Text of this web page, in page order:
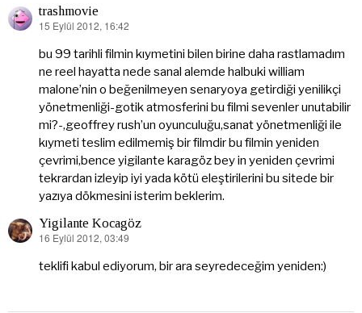
trashmovie
dedi
15 Eylül 2012, 16:42
bu 99 tarihli filmin kıymetini bilen birine daha rastlamadım
ne reel hayatta nede sanal alemde halbuki william
malone’nin o beğenilmeyen senaryoya getirdiği yenilikçi
yönetmenliği-gotik atmosferini bu filmi sevenler unutabilir
mi?-,geoffrey rush’un oyunculuğu,sanat yönetmenliği ile
kıymeti teslim edilmemiş bir filmdir bu filmin yeniden
çevrimi,bence yigilante karagöz bey in yeniden çevrimi
tekrardan izleyip iyi yada kötü eleştirilerini bu sitede bir
yazıya dökmesini isterim beklerim.
Yigilante Kocagöz
dedi
16 Eylül 2012, 03:49
teklifi kabul ediyorum, bir ara seyredeceğim yeniden:)